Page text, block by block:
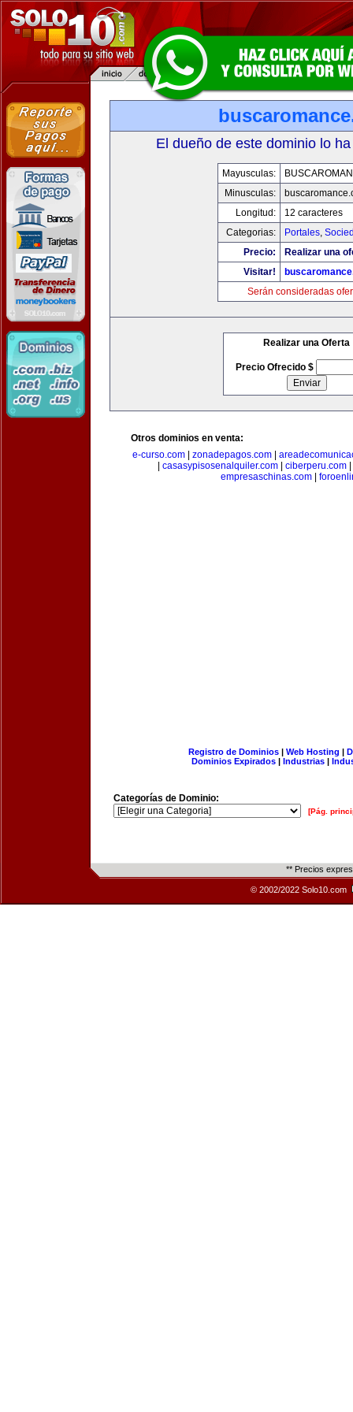
El dueño de este dominio lo
Mayusculas:
Minusculas:
Longitud:
12 caracteres
Categorias:
Portales,
Precio:
Realizar una
Visitar!
Serán consideradas
Realizar una Oferta
Precio Ofrecido $
Otros dominios en venta:
e-curso.com| zonadepagos.com|
casasypisosenalquiler.com ciberperu.com
empresaschinas.com|
Registro de Dominios| Web Hosting |
Dominios Expirados | Industrias |
Categorías de Dominio:
[Pág.
** Precios
© 2002/2022 Solo10.com